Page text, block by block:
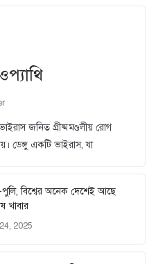
জনিত গ্রীষ্মমণ্ডলীয় রোগ
ডেঙ্গু একটি ভাইরাস, যা
পুলি, বিশ্বের অনেক দেশেই আছে
খাবার
2025